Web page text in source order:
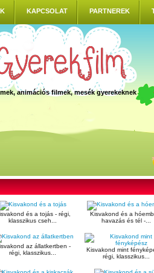
KAPCSOLAT PARTNEREK
animációs filmek, mesék gyerekeknek
és a tojás - régi,
klasszikus cseh...
Kisvakond és a
havazás és tél -...
az állatkertben -
régi, klasszikus...
Kisvakond mint
régi, klasszikus...